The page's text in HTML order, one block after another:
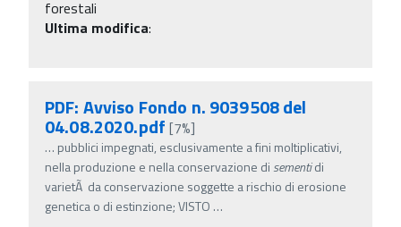
forestali
Ultima modifica:
PDF: Avviso Fondo n. 9039508 del
04.08.2020.pdf [7%]
… pubblici impegnati, esclusivamente a fini moltiplicativi,
nella produzione e nella conservazione di sementidi
varietÃ da conservazione soggette a rischio di erosione
genetica o di estinzione; VISTO …